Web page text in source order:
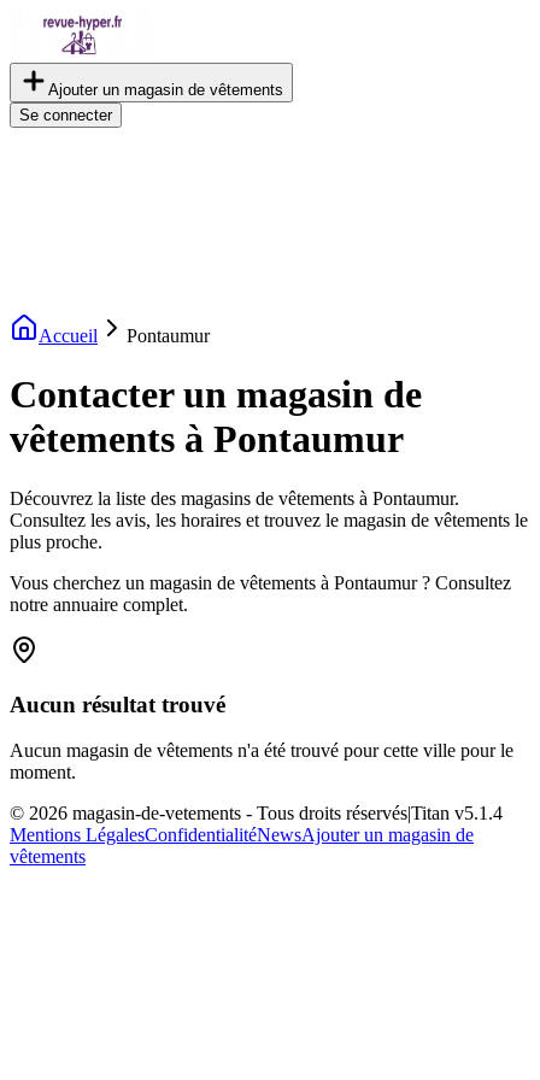
Ajouter un magasin de vêtements
Se connecter
Accueil Pontaumur
Contacter un magasin de
vêtements à Pontaumur
Découvrez la liste des magasins de vêtements à Pontaumur.
Consultez les avis, les horaires et trouvez le magasin de vêtements le
plus proche.
Vous cherchez un magasin de vêtements à Pontaumur ? Consultez
notre annuaire complet.
Aucun résultat trouvé
Aucun magasin de vêtements n'a été trouvé pour cette ville pour le
moment.
© 2026 magasin-de-vetements - Tous droits réservés|Titan v5.1.4
Mentions LégalesConfidentialitéNewsAjouter un magasin de
vêtements